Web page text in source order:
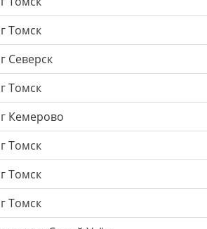
г Томск
г Северск
г Томск
г Кемерово
г Томск
г Томск
г Томск